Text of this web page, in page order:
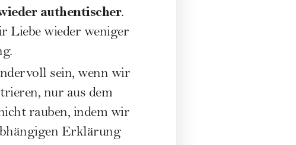
authentischer.
Liebe wieder weniger
sein, wenn wir
nur aus dem
rauben, indem wir
Erklärung